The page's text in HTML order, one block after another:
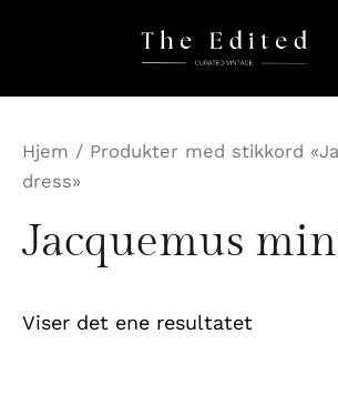
innholdet
Hjem / Produkter med stikkord
dress»
Jacquemus
Viser det ene resultatet